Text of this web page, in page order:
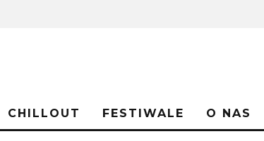
CHILLOUT FESTIWALE O NAS